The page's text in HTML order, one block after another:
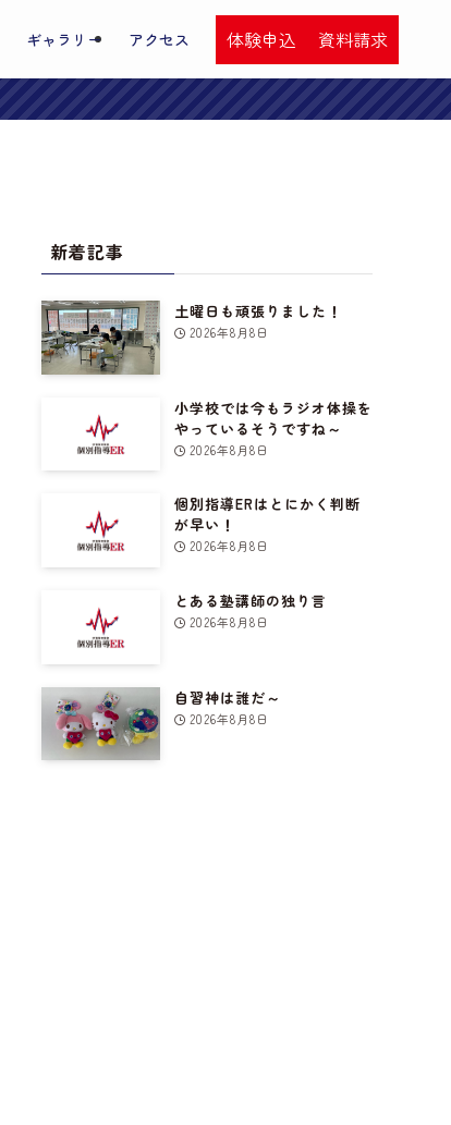
ギャラリー アクセス 体験申込 資料請求
新着記事
土曜日も頑張りました！
2026年8月8日
小学校では今もラジオ体操を
やっているそうですね～
2026年8月8日
個別指導ERはとにかく判断
が早い！
2026年8月8日
とある塾講師の独り言
2026年8月8日
自習神は誰だ～
2026年8月8日